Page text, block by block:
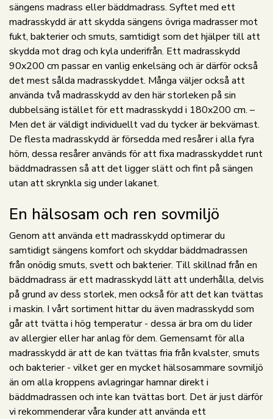
sängens madrass eller bäddmadrass. Syftet med ett
madrasskydd är att skydda sängens övriga madrasser mot
fukt, bakterier och smuts, samtidigt som det hjälper till att
skydda mot drag och kyla underifrån. Ett madrasskydd
90x200 cm passar en vanlig enkelsäng och är därför också
det mest sålda madrasskyddet. Många väljer också att
använda två madrasskydd av den här storleken på sin
dubbelsäng istället för ett madrasskydd i 180x200 cm. –
Men det är väldigt individuellt vad du tycker är bekvämast.
De flesta madrasskydd är försedda med resårer i alla fyra
hörn, dessa resårer används för att fixa madrasskyddet runt
bäddmadrassen så att det ligger slätt och fint på sängen
utan att skrynkla sig under lakanet.
En hälsosam och ren sovmiljö
Genom att använda ett madrasskydd optimerar du
samtidigt sängens komfort och skyddar bäddmadrassen
från onödig smuts, svett och bakterier. Till skillnad från en
bäddmadrass är ett madrasskydd lätt att underhålla, delvis
på grund av dess storlek, men också för att det kan tvättas
i maskin. I vårt sortiment hittar du även madrasskydd som
går att tvätta i hög temperatur - dessa är bra om du lider
av allergier eller har anlag för dem. Gemensamt för alla
madrasskydd är att de kan tvättas fria från kvalster, smuts
och bakterier - vilket ger en mycket hälsosammare sovmiljö
än om alla kroppens avlagringar hamnar direkt i
bäddmadrassen och inte kan tvättas bort. Det är just därför
vi rekommenderar våra kunder att använda ett